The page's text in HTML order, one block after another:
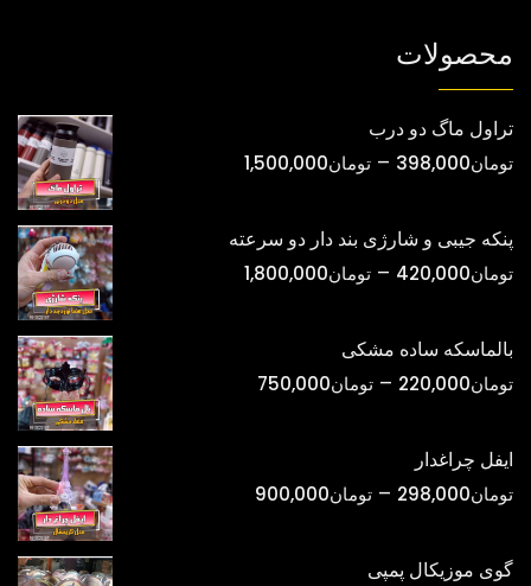
محصولات
تراول ماگ دو درب
تومان398,000
– تومان1,500,000محدوده
پنکه جیبی و شارژی بند دار دو سرعته
تومان420,000
– تومان1,800,000محدوده
تومان420,000
بالماسکه ساده مشکی
تومان220,000
– تومان750,000
تومان750,000
ایفل چراغدار
تومان298,000
– تومان900,000
گوی موزیکال پمپی